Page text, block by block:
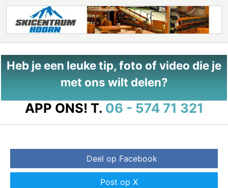
Heb je een leuke tip, foto of video die je
met ons wilt delen?
APP ONS! T. 06 - 574 71 321
Deel op Facebook
Post op X